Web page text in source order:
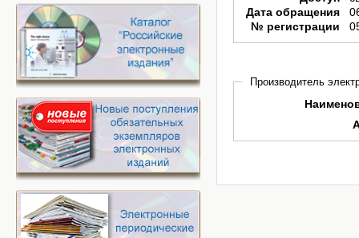
Дата обращения
№ регистрации
Производитель